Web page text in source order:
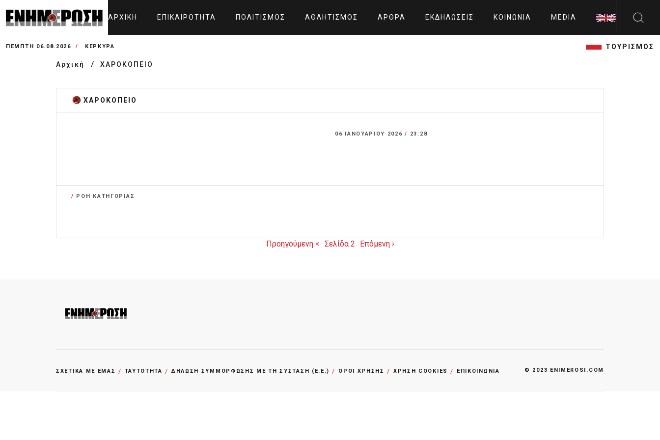
ΑΡΧΙΚΉ ΕΠΙΚΑΙΡΌΤΗΤΑ ΠΟΛΙΤΙΣΜΌΣ ΑΘΛΗΤΙΣΜΌΣ ΆΡΘΡΑ ΕΚΔΗΛΏΣΕΙΣ ΚΟΙΝΩΝΊΑ MEDIA
ΠΈΜΠΤΗ 06.08.2026 ΚΕΡΚΥΡΑ ΤΟΥΡΙΣΜΟΣ
Αρχική ΧΑΡΟΚΟΠΕΙΟ
ΧΑΡΟΚΟΠΕΙΟ
06 ΙΑΝΟΥΑΡΊΟΥ 2026/ 23:28
/ ΡΟΗ ΚΑΤΗΓΟΡΙΑΣ
Προηγούμενη < Σελίδα 2 Επόμενη ›
ΣΧΕΤΙΚΑ ΜΕ ΕΜΑΣ ΤΑΥΤΟΤΗΤΑ ΔΗΛΩΣΗ ΣΥΜΜΟΡΦΩΣΗΣ ΜΕ ΤΗ ΣΥΣΤΑΣΗ (Ε.Ε.) ΌΡΟΙ ΧΡΗΣΗΣ ΧΡΗΣΗ COOKIES ΕΠΙΚΟΙΝΩΝΙΑ © 2023 ENIMEROSI.COM